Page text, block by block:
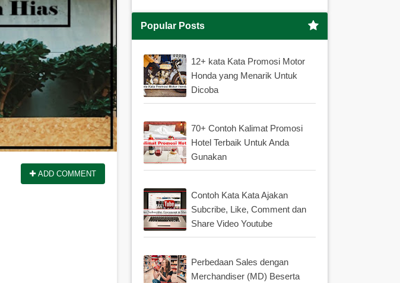
ADD COMMENT
Popular Posts
12+ kata Kata Promosi Motor
Honda yang Menarik Untuk
Dicoba
70+ Contoh Kalimat Promosi
Hotel Terbaik Untuk Anda
Gunakan
Contoh Kata Kata Ajakan
Subcribe, Like, Comment dan
Share Video Youtube
Perbedaan Sales dengan
Merchandiser (MD) Beserta